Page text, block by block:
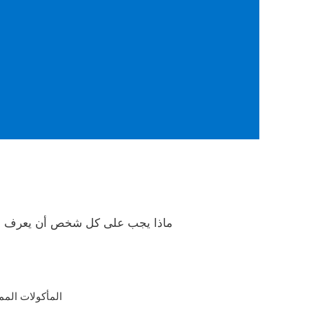
ماذا يجب على كل شخص أن يعرف
المأكولات